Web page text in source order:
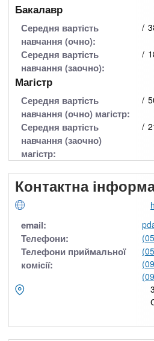
Бакалавр
Середня вартість
навчання (очно):
Середня вартість
навчання (заочно):
Магістр
Середня вартість
навчання (очно) магістр:
Середня вартість
навчання (заочно)
магістр:
Контактна
email:
Телефони:
Телефони приймальної
комісії: